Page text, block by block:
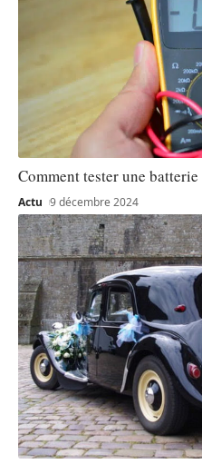
Comment tester une
Actu 9 décembre 2024